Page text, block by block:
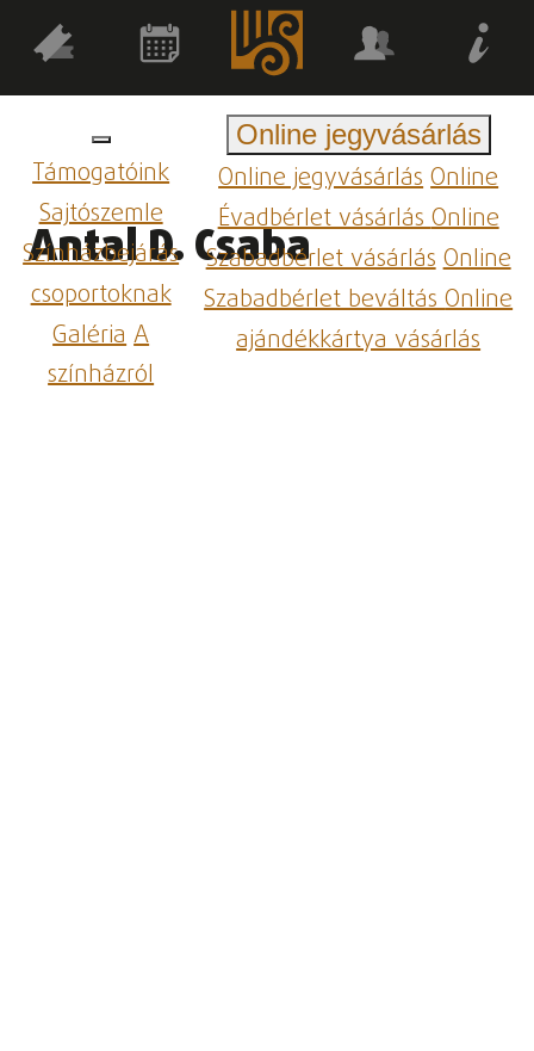
Támogatóink
Sajtószemle
Színházbejárás
csoportoknak
GalériaA
színházról
Online jegyvásárlás
Online jegyvásárlásOnline
Évadbérlet vásárlásOnline
Szabadbérlet vásárlásOnline
Szabadbérlet beváltásOnline
ajándékkártya vásárlás
Antal D. Csaba